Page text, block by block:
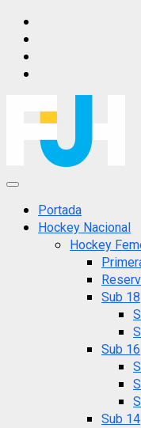
Saltar
contenido
Menú
principalPortada
Hockey Nacional
Hockey
Sub 18
Sub 16
Sub 14